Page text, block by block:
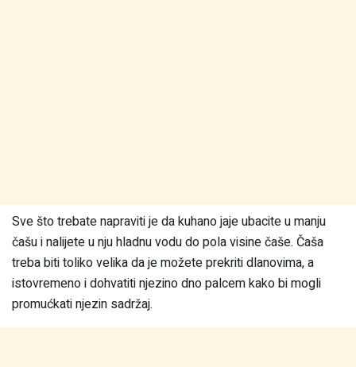
Sve što trebate napraviti je da kuhano jaje ubacite u manju
čašu i nalijete u nju hladnu vodu do pola visine čaše. Čaša
treba biti toliko velika da je možete prekriti dlanovima, a
istovremeno i dohvatiti njezino dno palcem kako bi mogli
promućkati njezin sadržaj.